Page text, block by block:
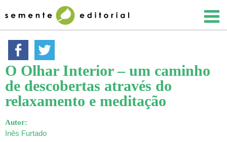
O Olhar Interior – um caminho
de descobertas através do
relaxamento e meditação
Autor:
Inês Furtado